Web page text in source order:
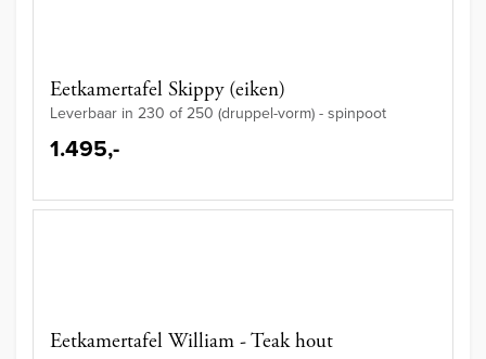
Eetkamertafel Skippy (eiken)
Leverbaar in 230 of 250 (druppel-vorm) - spinpoot
1.495,-
Eetkamertafel William - Teak hout